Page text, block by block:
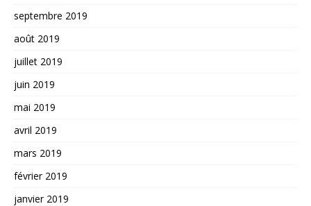
septembre 2019
août 2019
juillet 2019
juin 2019
mai 2019
avril 2019
mars 2019
février 2019
janvier 2019